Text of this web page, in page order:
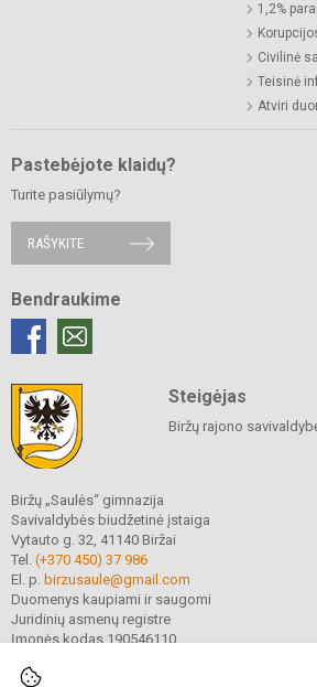
1,2%
Civilinė
Teisinė
Atviri
Pastebėjote klaidų?
Turite pasiūlymų?
RAŠYKITE
Bendraukime
Steigėjas
Biržų rajono
Biržų „Saulės“ gimnazija
Savivaldybės biudžetinė įstaiga
Vytauto g. 32, 41140 Biržai
Tel. (+370 450) 37 986
El. p. birzusaule@gmail.com
Duomenys kaupiami ir saugomi
Juridinių asmenų registre
Įmonės kodas 190546110